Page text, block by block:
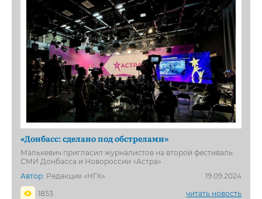
«Донбасс: сделано под обстрелами»
Малькевич пригласил журналистов на второй фестиваль
СМИ Донбасса и Новороссии «Астра»
Автор: Редакция «НГК»
19.09.2024
1853
читать новость